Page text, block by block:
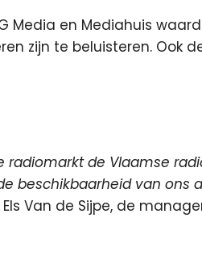
Media en Mediahuis
zijn te beluisteren. Ook
radiomarkt de Vlaamse
beschikbaarheid van ons
Els Van de Sijpe, de